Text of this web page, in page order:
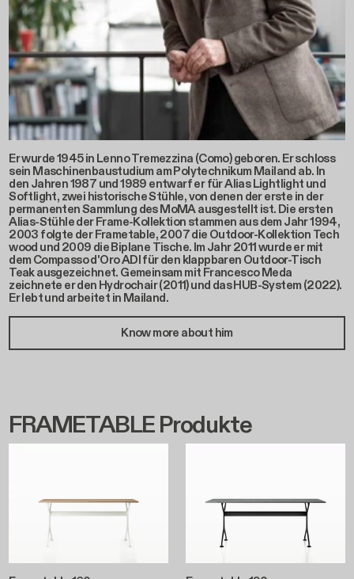
Er wurde 1945 in Lenno Tremezzina (Como) geboren. Er schloss
sein Maschinenbaustudium am Polytechnikum Mailand ab. In
den Jahren 1987 und 1989 entwarf er für Alias Lightlight und
Softlight, zwei historische Stühle, von denen der erste in der
permanenten Sammlung des MoMA ausgestellt ist. Die ersten
Alias-Stühle der Frame-Kollektion stammen aus dem Jahr 1994,
2003 folgte der Frametable, 2007 die Outdoor-Kollektion Tech
wood und 2009 die Biplane Tische. Im Jahr 2011 wurde er mit
dem Compasso d'Oro ADI für den klappbaren Outdoor-Tisch
Teak ausgezeichnet. Gemeinsam mit Francesco Meda
zeichnete er den Hydrochair (2011) und das HUB-System (2022).
Er lebt und arbeitet in Mailand.
Know more about him
FRAMETABLE Produkte